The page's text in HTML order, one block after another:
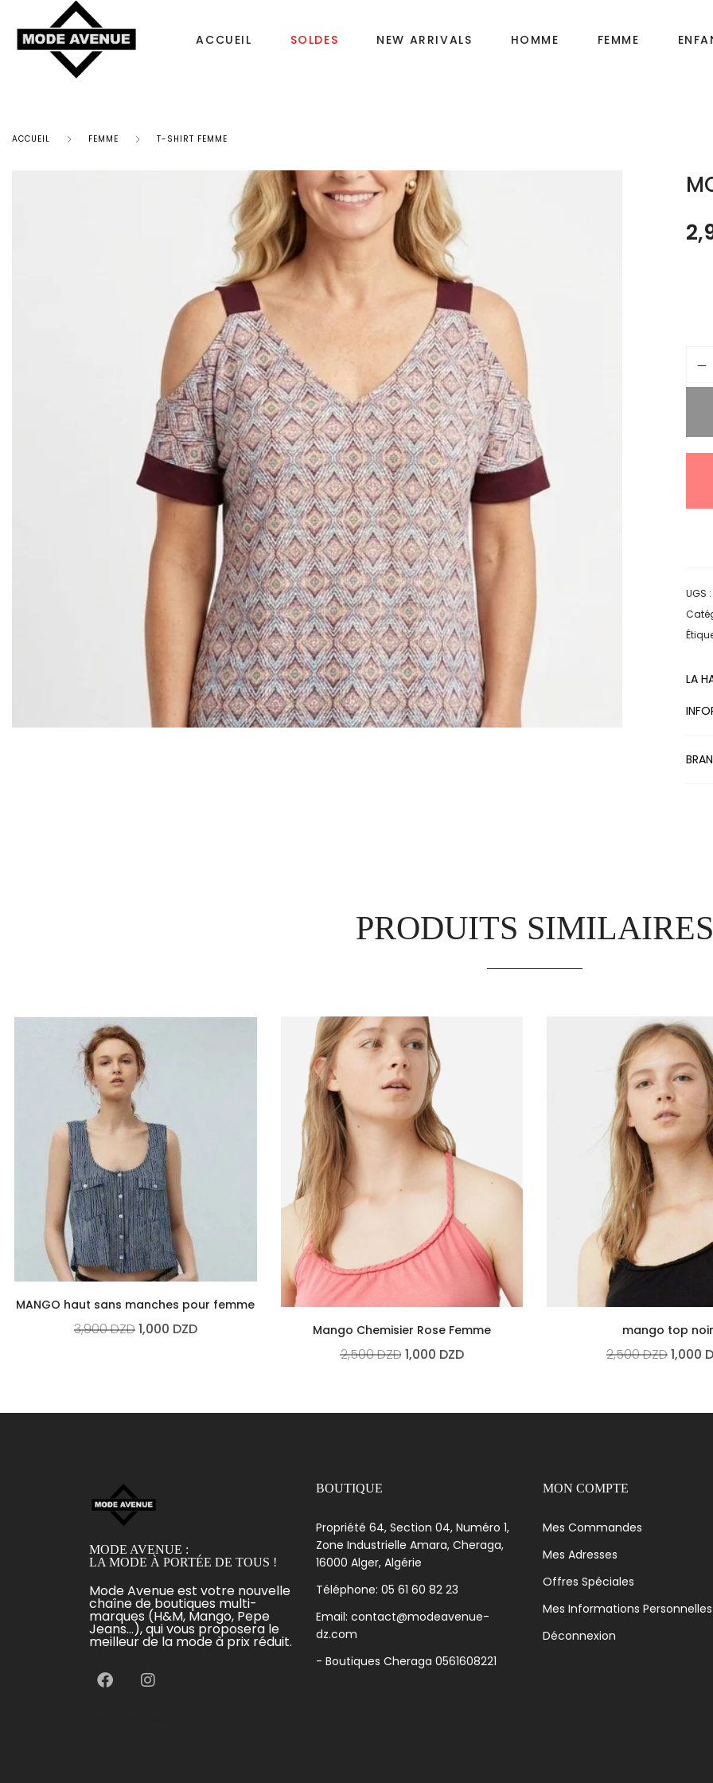
ACCUEIL SOLDES NEW ARRIVALS HOMME FEMME
CHAUSSURES
Sac à dos
Bonnet Femme
Sacs à main
Echarpe
ACCUEIL FEMME T-SHIRT FEMME
UGS :
LA
PRODUITS SIMILAIRES
MANGO haut sans manches pour femme
3,900DZD1,000 DZD Mango Chemisier Rose Femme
2,500DZD 1,000 DZD
mango top noir
2,500DZD1,000
MODE AVENUE :
LA MODE À PORTÉE DE TOUS !
Mode Avenue est votre nouvelle
chaîne de boutiques multi-
marques (H&M, Mango, Pepe
Jeans...), qui vous proposera le
meilleur de la mode à prix réduit.
BOUTIQUE
Propriété 64, Section 04, Numéro 1,
Zone Industrielle Amara, Cheraga,
16000 Alger, Algérie
Téléphone: 05 61 60 82 23
Email: contact@modeavenue-
dz.com
- Boutiques Cheraga 0561608221
MON COMPTE
Mes Commandes
Mes Adresses
Offres Spéciales
Mes Informations Personnelles
Déconnexion